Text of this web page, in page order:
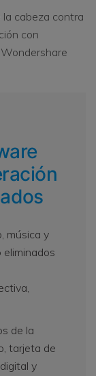
cabeza contra
con
música y
de la
tarjeta de
y